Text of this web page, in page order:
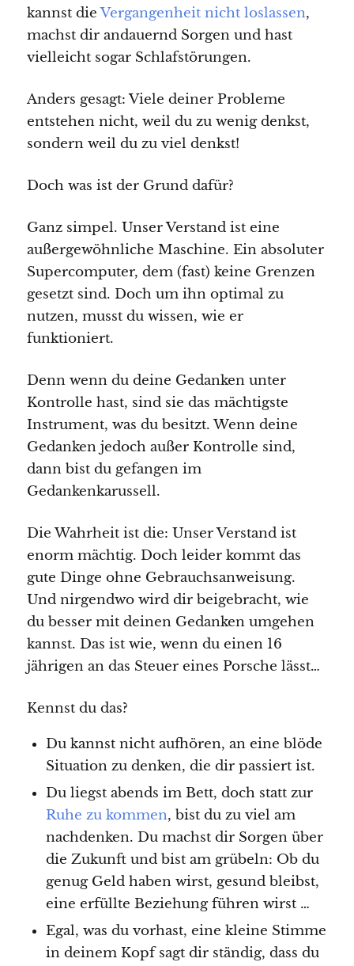
kannst dieVergangenheit nicht loslassen,
machst dir andauernd Sorgen und hast
vielleicht sogar Schlafstörungen.
Anders gesagt: Viele deiner Probleme
entstehen nicht, weil du zu wenig denkst,
sondern weil du zu viel denkst!
Doch was ist der Grund dafür?
Ganz simpel. Unser Verstand ist eine
außergewöhnliche Maschine. Ein absoluter
Supercomputer, dem (fast) keine Grenzen
gesetzt sind. Doch um ihn optimal zu
nutzen, musst du wissen, wie er
funktioniert.
Denn wenn du deine Gedanken unter
Kontrolle hast, sind sie das mächtigste
Instrument, was du besitzt. Wenn deine
Gedanken jedoch außer Kontrolle sind,
dann bist du gefangen im
Gedankenkarussell.
Die Wahrheit ist die: Unser Verstand ist
enorm mächtig. Doch leider kommt das
gute Dinge ohne Gebrauchsanweisung.
Und nirgendwo wird dir beigebracht, wie
du besser mit deinen Gedanken umgehen
kannst. Das ist wie, wenn du einen 16
jährigen an das Steuer eines Porsche lässt…
Kennst du das?
Du kannst nicht aufhören, an eine blöde
Situation zu denken, die dir passiert ist.
Du liegst abends im Bett, doch statt zur
Ruhe zu kommen, bist du zu viel am
nachdenken. Du machst dir Sorgen über
die Zukunft und bist am grübeln: Ob du
genug Geld haben wirst, gesund bleibst,
eine erfüllte Beziehung führen wirst …
Egal, was du vorhast, eine kleine Stimme
in deinem Kopf sagt dir ständig, dass du